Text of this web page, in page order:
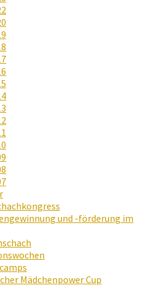
und -förderung im
Mädchenpower Cup